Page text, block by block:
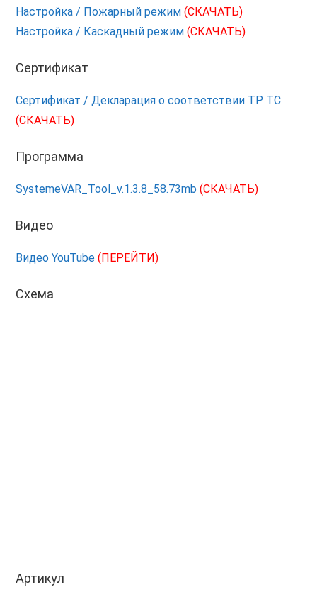
Настройка / Пожарный режим(СКАЧАТЬ)
Настройка / Каскадный режим(СКАЧАТЬ)
Сертификат
Сертификат / Декларация о соответствии ТР ТС
(СКАЧАТЬ)
Программа
SystemeVAR_Tool_v.1.3.8_58.73mb(СКАЧАТЬ)
Видео
Видео YouTube(ПЕРЕЙТИ)
Схема
Артикул